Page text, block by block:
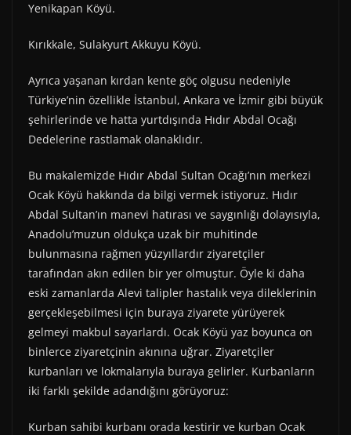
Yenikapan Köyü.
Kırıkkale, Sulakyurt Akkuyu Köyü.
Ayrıca yaşanan kırdan kente göç olgusu nedeniyle
Türkiye’nin özellikle İstanbul, Ankara ve İzmir gibi büyük
şehirlerinde ve hatta yurtdışında Hıdır Abdal Ocağı
Dedelerine rastlamak olanaklıdır.
Bu makalemizde Hıdır Abdal Sultan Ocağı’nın merkezi
Ocak Köyü hakkında da bilgi vermek istiyoruz. Hıdır
Abdal Sultan’ın manevi hatırası ve saygınlığı dolayısıyla,
Anadolu’muzun oldukça uzak bir muhitinde
bulunmasına rağmen yüzyıllardır ziyaretçiler
tarafından akın edilen bir yer olmuştur. Öyle ki daha
eski zamanlarda Alevi talipler hastalık veya dileklerinin
gerçekleşebilmesi için buraya ziyarete yürüyerek
gelmeyi makbul sayarlardı. Ocak Köyü yaz boyunca on
binlerce ziyaretçinin akınına uğrar. Ziyaretçiler
kurbanları ve lokmalarıyla buraya gelirler. Kurbanların
iki farklı şekilde adandığını görüyoruz:
Kurban sahibi kurbanı orada kestirir ve kurban Ocak